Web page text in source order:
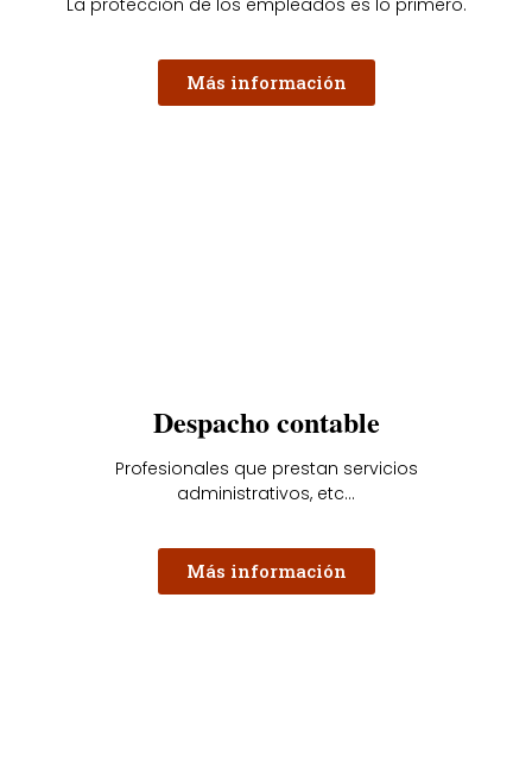
La protección de los empleados es lo primero.
Más información
Despacho contable
Profesionales que prestan servicios
administrativos, etc...
Más información